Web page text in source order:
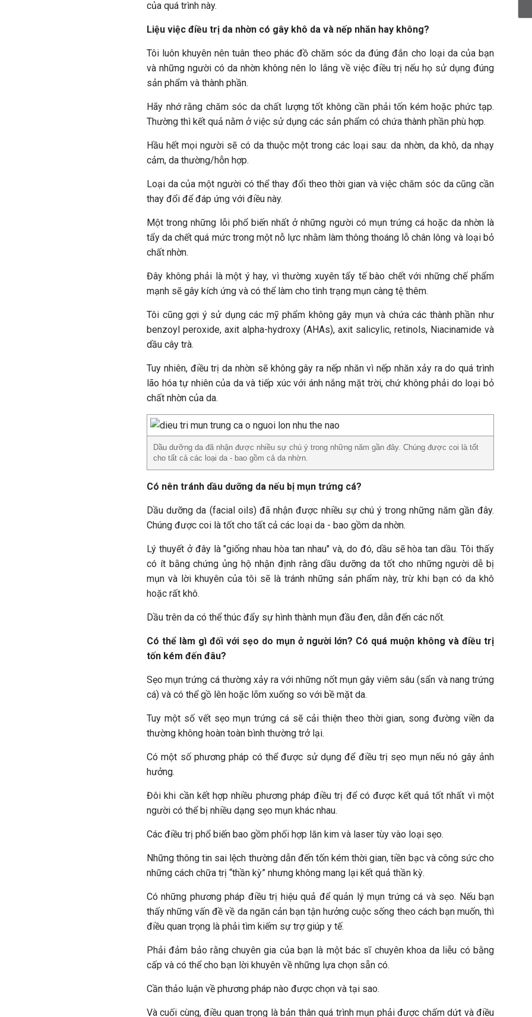
của quá trình này.
Liệu việc điều trị da nhờn có gây khô da và nếp nhăn hay không?
Tôi luôn khuyên nên tuân theo phác đồ chăm sóc da đúng đắn cho loại da của bạn
và những người có da nhờn không nên lo lắng về việc điều trị nếu họ sử dụng đúng
sản phẩm và thành phần.
Hãy nhớ rằng chăm sóc da chất lượng tốt không cần phải tốn kém hoặc phức tạp.
Thường thì kết quả nằm ở việc sử dụng các sản phẩm có chứa thành phần phù hợp.
Hầu hết mọi người sẽ có da thuộc một trong các loại sau: da nhờn, da khô, da nhạy
cảm, da thường/hỗn hợp.
Loại da của một người có thể thay đổi theo thời gian và việc chăm sóc da cũng cần
thay đổi để đáp ứng với điều này.
Một trong những lỗi phổ biến nhất ở những người có mụn trứng cá hoặc da nhờn là
tẩy da chết quá mức trong một nỗ lực nhằm làm thông thoáng lỗ chân lông và loại bỏ
chất nhờn.
Đây không phải là một ý hay, vì thường xuyên tẩy tế bào chết với những chế phẩm
mạnh sẽ gây kích ứng và có thể làm cho tình trạng mụn càng tệ thêm.
Tôi cũng gợi ý sử dụng các mỹ phẩm không gây mụn và chứa các thành phần như
benzoyl peroxide, axit alpha-hydroxy (AHAs), axit salicylic, retinols, Niacinamide và
dầu cây trà.
Tuy nhiên, điều trị da nhờn sẽ không gây ra nếp nhăn vì nếp nhăn xảy ra do quá trình
lão hóa tự nhiên của da và tiếp xúc với ánh nắng mặt trời, chứ không phải do loại bỏ
chất nhờn của da.
Dầu dưỡng da đã nhận được nhiều sự chú ý trong những năm gần đây. Chúng được coi là tốt
cho tất cả các loại da - bao gồm cả da nhờn.
Có nên tránh dầu dưỡng da nếu bị mụn trứng cá?
Dầu dưỡng da (facial oils) đã nhận được nhiều sự chú ý trong những năm gần đây.
Chúng được coi là tốt cho tất cả các loại da - bao gồm da nhờn.
Lý thuyết ở đây là "giống nhau hòa tan nhau" và, do đó, dầu sẽ hòa tan dầu. Tôi thấy
có ít bằng chứng ủng hộ nhận định rằng dầu dưỡng da tốt cho những người dễ bị
mụn và lời khuyên của tôi sẽ là tránh những sản phẩm này, trừ khi bạn có da khô
hoặc rất khô.
Dầu trên da có thể thúc đẩy sự hình thành mụn đầu đen, dẫn đến các nốt.
Có thể làm gì đối với sẹo do mụn ở người lớn? Có quá muộn không và điều trị
tốn kém đến đâu?
Sẹo mụn trứng cá thường xảy ra với những nốt mụn gây viêm sâu (sẩn và nang trứng
cá) và có thể gồ lên hoặc lõm xuống so với bề mặt da.
Tuy một số vết sẹo mụn trứng cá sẽ cải thiện theo thời gian, song đường viền da
thường không hoàn toàn bình thường trở lại.
Có một số phương pháp có thể được sử dụng để điều trị sẹo mụn nếu nó gây ảnh
hưởng.
Đôi khi cần kết hợp nhiều phương pháp điều trị để có được kết quả tốt nhất vì một
người có thể bị nhiều dạng sẹo mụn khác nhau.
Các điều trị phổ biến bao gồm phối hợp lăn kim và laser tùy vào loại sẹo.
Những thông tin sai lệch thường dẫn đến tốn kém thời gian, tiền bạc và công sức cho
những cách chữa trị “thần kỳ” nhưng không mang lại kết quả thần kỳ.
Có những phương pháp điều trị hiệu quả để quản lý mụn trứng cá và sẹo. Nếu bạn
thấy những vấn đề về da ngăn cản bạn tận hưởng cuộc sống theo cách bạn muốn, thì
điều quan trọng là phải tìm kiếm sự trợ giúp y tế.
Phải đảm bảo rằng chuyên gia của bạn là một bác sĩ chuyên khoa da liễu có bằng
cấp và có thể cho bạn lời khuyên về những lựa chọn sẵn có.
Cần thảo luận về phương pháp nào được chọn và tại sao.
Và cuối cùng, điều quan trọng là bản thân quá trình mụn phải được chấm dứt và điều